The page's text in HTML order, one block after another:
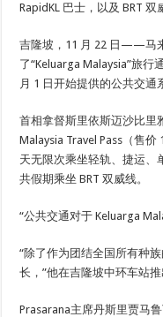
RapidKL 巴士，以及 BRT
吉隆坡，11 月 22 日——马
了“Keluarga Malaysia”旅
月 1 日开始提供的公共交通
首相拿督斯里依斯迈沙比里
Malaysia Travel Pass（售
天无限次乘坐轻轨、捷运、
共假期乘坐 BRT 双威线。
“公共交通对于 Keluarga
“除了作为团结全国所有种
长，”他在吉隆坡中环车站
Prasarana主席丹斯里贾马